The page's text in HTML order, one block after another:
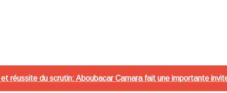
réussite du scrutin: Aboubacar Camara fait une importante